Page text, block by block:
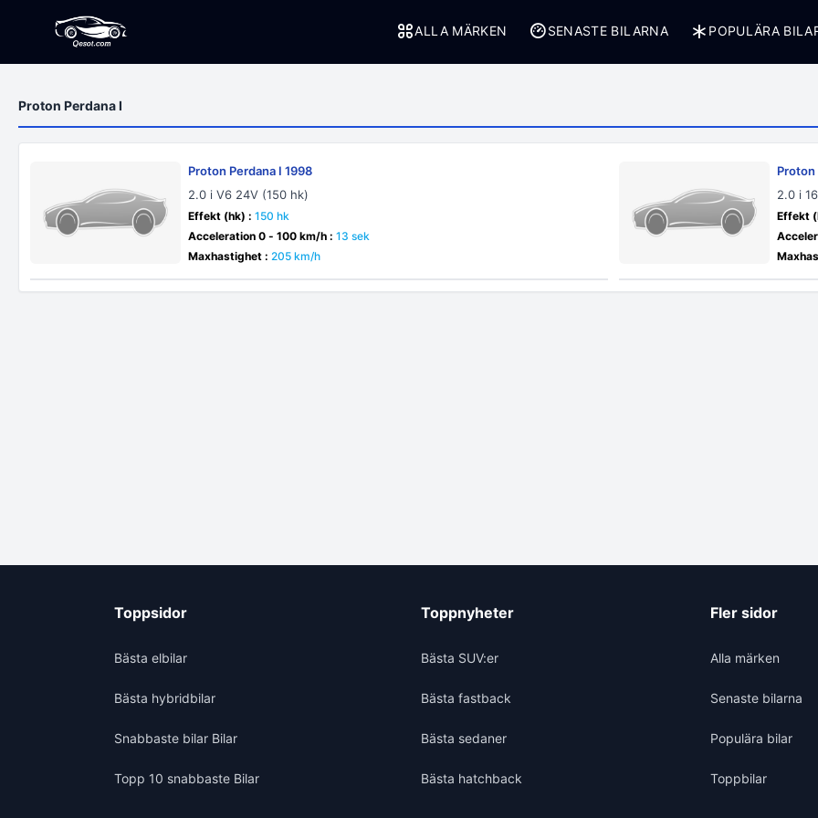
ALLA MÄRKEN SENASTE BILARNA POPULÄRA
Proton Perdana I
Proton Perdana I 1998
2.0 i V6 24V (150 hk)
Effekt (hk) : 150 hk
Acceleration 0 - 100 km/h : 13 sek
Maxhastighet : 205 km/h
Proton
2.0 i
Effekt
Toppsidor
Bästa elbilar
Bästa hybridbilar
Snabbaste bilar Bilar
Topp 10 snabbaste Bilar
Toppnyheter
Bästa SUV:er
Bästa fastback
Bästa sedaner
Bästa hatchback
Fler sidor
Alla märken
Senaste bilarna
Populära bilar
Toppbilar